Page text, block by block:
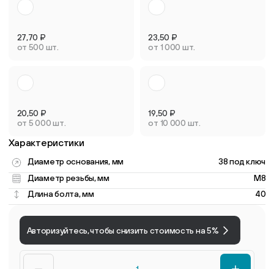
27,70 ₽
от 500 шт.
23,50 ₽
от 1 000 шт.
20,50 ₽
от 5 000 шт.
19,50 ₽
от 10 000 шт.
Характеристики
Диаметр основания, мм
38 под ключ
Диаметр резьбы, мм
M8
Длина болта, мм
40
Авторизуйтесь, чтобы снизить стоимость на 5%